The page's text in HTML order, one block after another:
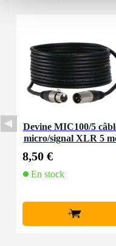
Devine MIC100/5
micro/signal XLR 5
8,50 €
En stock
+